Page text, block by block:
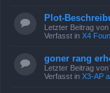
Plot-
Letzter Beitrag von
Verfasst in X4
goner rang
Letzter Beitrag von
Verfasst in X3-AP